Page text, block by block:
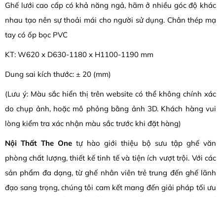
Ghế lưới cao cấp có khả năng ngả, hãm ở nhiều góc độ khác
nhau tạo nên sự thoải mái cho người sử dụng. Chân thép mạ
tay có ốp bọc PVC
KT: W620 x D630-1180 x H1100-1190 mm
Dung sai kích thước: ± 20 (mm)
(Lưu ý: Màu sắc hiển thị trên website có thể không chính xác
do chụp ảnh, hoặc mô phỏng bằng ảnh 3D. Khách hàng vui
lòng kiểm tra xác nhận màu sắc trước khi đặt hàng)
Nội Thất The One tự hào giới thiệu bộ sưu tập ghế văn
phòng chất lượng, thiết kế tinh tế và tiện ích vượt trội. Với các
sản phẩm đa dạng, từ ghế nhân viên trẻ trung đến ghế lãnh
đạo sang trọng, chúng tôi cam kết mang đến giải pháp tối ưu